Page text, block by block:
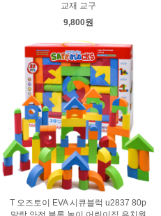
교재 교구
9,800원
T 오즈토이 EVA 시큐블럭 u2837 80p